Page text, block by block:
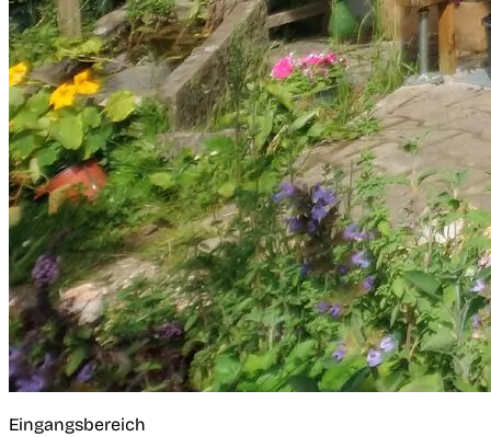
Eingangsbereich